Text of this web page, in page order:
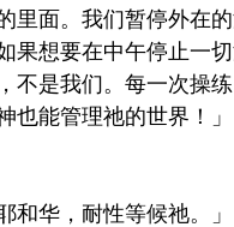
里面。我们暂停外在
果想要在中午停止一
不是我们。每一次操
也能管理祂的世界！」
和华，耐性等候祂。